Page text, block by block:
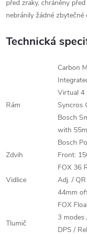
před zraky, chráněny
nebránily žádné zbytečné
Technická
Rám
Carbon
Virtual 4
Syncros
Bosch
with
Bosch
Zdvih
Front:
Vidlice
FOX 36
Adj. /
44mm
Tlumič
FOX
3 modes
DPS /